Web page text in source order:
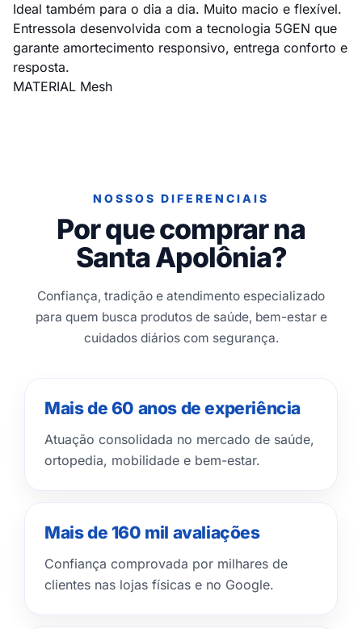
Ideal também para o dia a dia. Muito macio e flexível.
Entressola desenvolvida com a tecnologia 5GEN que
garante amortecimento responsivo, entrega conforto e
resposta.
MATERIAL Mesh
NOSSOS DIFERENCIAIS
Por que comprar na
Santa Apolônia?
Confiança, tradição e atendimento especializado
para quem busca produtos de saúde, bem-estar e
cuidados diários com segurança.
Mais de 60 anos de experiência
Atuação consolidada no mercado de saúde,
ortopedia, mobilidade e bem-estar.
Mais de 160 mil avaliações
Confiança comprovada por milhares de
clientes nas lojas físicas e no Google.